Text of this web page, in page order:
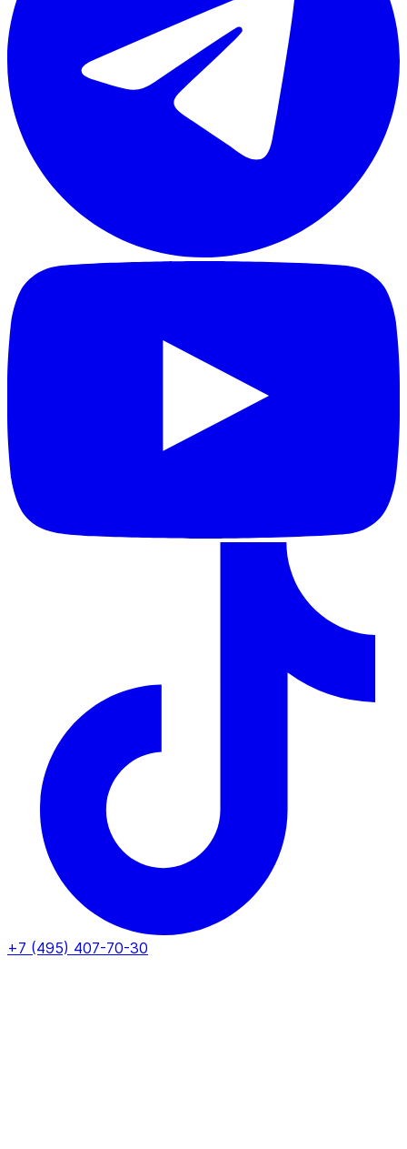
+7 (495) 407-70-30